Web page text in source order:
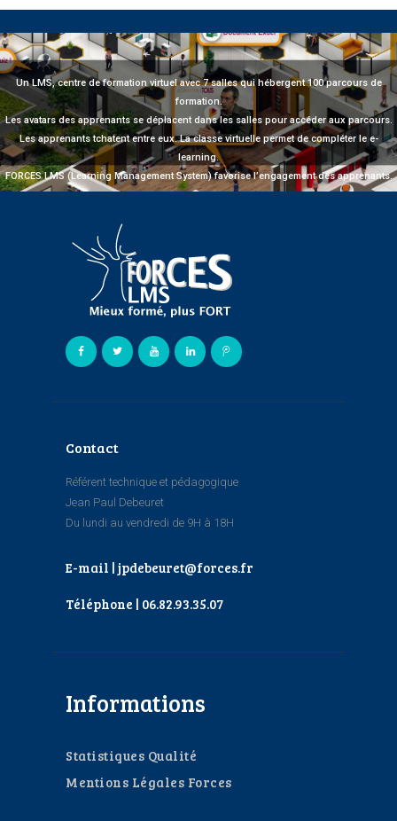
Un LMS, centre de formation virtuel avec 7 salles qui hébergent 100 parcours de
formation.
Les avatars des apprenants se déplacent dans les salles pour accéder aux parcours.
Les apprenants tchatent entre eux. La classe virtuelle permet de compléter le e-
learning.
FORCES LMS (Learning Management System) favorise l’engagement des apprenants.
Contact
Référent technique et pédagogique
Jean Paul Debeuret
Du lundi au vendredi de 9H à 18H
E-mail | jpdebeuret@forces.fr
Téléphone | 06.82.93.35.07
Informations
Statistiques Qualité
Mentions Légales Forces